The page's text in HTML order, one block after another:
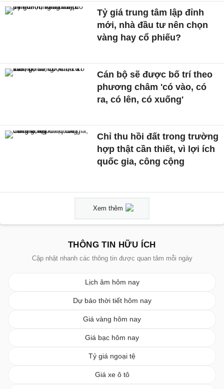
Tỷ giá trung tâm lập đỉnh
mới, nhà đầu tư nên chọn
vàng hay cổ phiếu?
Cán bộ sẽ được bố trí theo
phương châm 'có vào, có
ra, có lên, có xuống'
Chỉ thu hồi đất trong trường
hợp thật cần thiết, vì lợi ích
quốc gia, công cộng
Xem thêm
THÔNG TIN HỮU ÍCH
Cập nhật nhanh các thông tin được quan tâm mỗi ngày
Lịch âm hôm nay
Dự báo thời tiết hôm nay
Giá vàng hôm nay
Giá bạc hôm nay
Tỷ giá ngoại tệ
Giá xe ô tô